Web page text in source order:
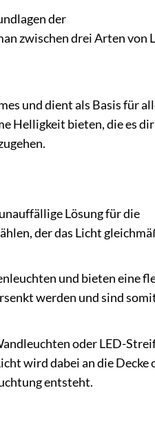
der
zwischen drei Arten von
und dient als Basis für
Helligkeit bieten, die es dir
Lösung für die
der das Licht
und bieten eine
werden und sind
oder LED-
wird dabei an die Decke
entsteht.